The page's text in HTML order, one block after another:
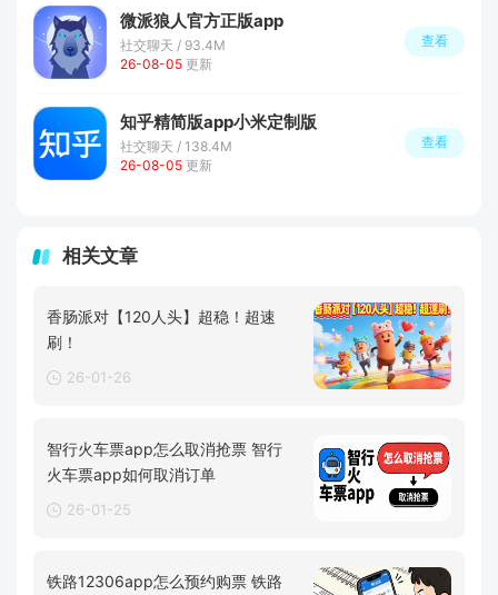
微派狼人官方正版app
社交聊天 / 93.4M
26-08-05 更新
查看
知乎精简版app小米定制版
社交聊天 / 138.4M
26-08-05 更新
查看
相关文章
香肠派对【120人头】超稳！超速
刷！
26-01-26
智行火车票app怎么取消抢票 智行
火车票app如何取消订单
26-01-25
铁路12306app怎么预约购票 铁路